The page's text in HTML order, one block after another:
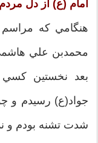
امام (ع) از دل
هنگامي كه
محمدبن علي
بعد نخستين كسي
جواد(ع) رسيدم و
شدت تشنه بودم و